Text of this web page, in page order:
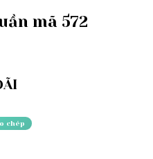
mã 572
chép